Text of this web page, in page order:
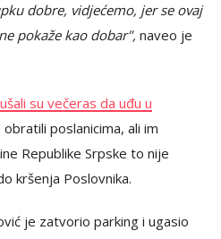
dobre, vidjećemo, jer se ovaj
pokaže kao dobar", naveo je
su večeras da uđu u
obratili poslanicima, ali im
Republike Srpske to nije
kršenja Poslovnika.
je zatvorio parking i ugasio